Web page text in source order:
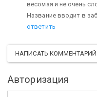
весомая и не очень
Название вводит в
ответить
НАПИСАТЬ КОММЕНТАРИЙ
Авторизация